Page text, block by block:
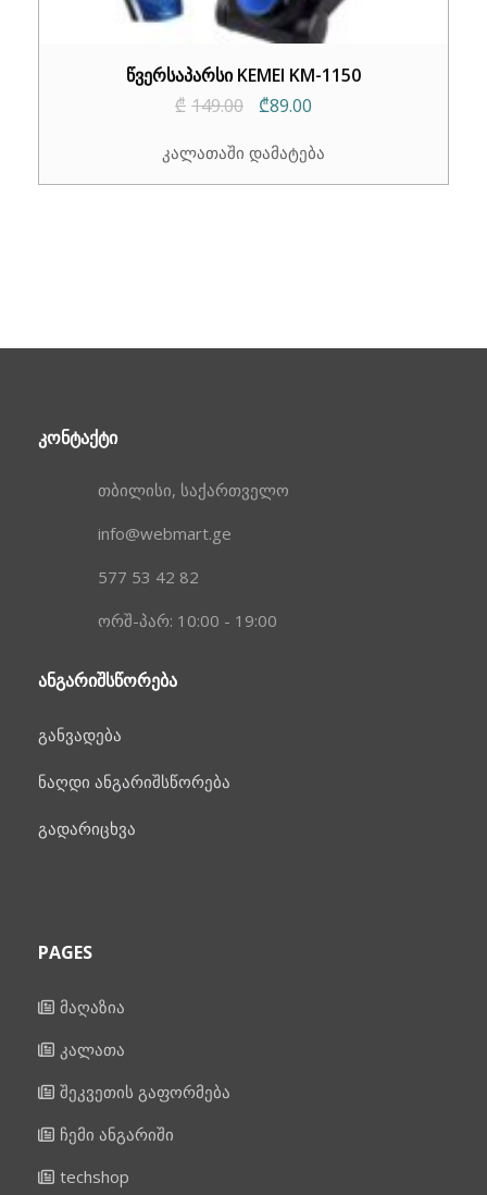
წვერსაპარსი KEMEI KM-1150
₾ 149.00
Original
was:
₾89.00
is:
კალათაში დამატება
ᲙᲝᲜᲢᲐᲥᲢᲘ
თბილისი, საქართველო
info@webmart.ge
577 53 42 82
ორშ-პარ: 10:00 - 19:00
ᲐᲜᲒᲐᲠᲘᲨᲡᲬᲝᲠᲔᲑᲐ
განვადება
ნაღდი ანგარიშსწორება
გადარიცხვა
PAGES
მაღაზია
კალათა
შეკვეთის გაფორმება
ჩემი ანგარიში
techshop